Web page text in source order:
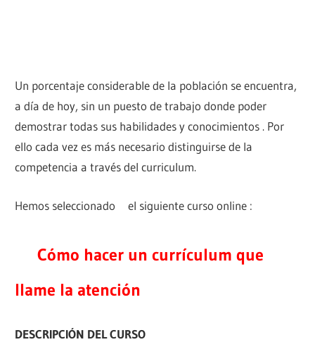
Un porcentaje considerable de la población se encuentra,
a día de hoy, sin un puesto de trabajo donde poder
demostrar todas sus habilidades y conocimientos . Por
ello cada vez es más necesario distinguirse de la
competencia a través del curriculum.
Hemos seleccionado el siguiente curso online :
Cómo hacer un currículum que
llame la atención
DESCRIPCIÓN DEL CURSO